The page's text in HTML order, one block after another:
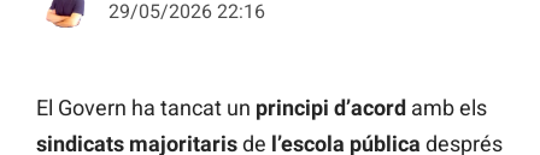
29/05/2026 22:16
El Govern ha tancat un principi d’acord amb els
sindicats majoritarisde l’escola pública després